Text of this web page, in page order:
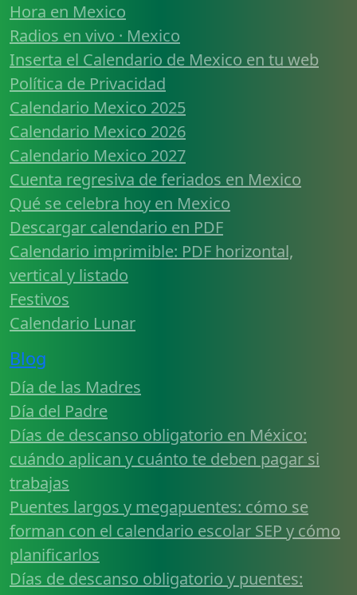
Hora en Mexico
Radios en vivo · Mexico
Inserta el Calendario de Mexico en tu web
Política de Privacidad
Calendario Mexico 2025
Calendario Mexico 2026
Calendario Mexico 2027
Cuenta regresiva de feriados en Mexico
Qué se celebra hoy en Mexico
Descargar calendario en PDF
Calendario imprimible: PDF horizontal,
vertical y listado
Festivos
Calendario Lunar
Blog
Día de las Madres
Día del Padre
Días de descanso obligatorio en México:
cuándo aplican y cuánto te deben pagar si
trabajas
Puentes largos y megapuentes: cómo se
forman con el calendario escolar SEP y cómo
planificarlos
Días de descanso obligatorio y puentes: